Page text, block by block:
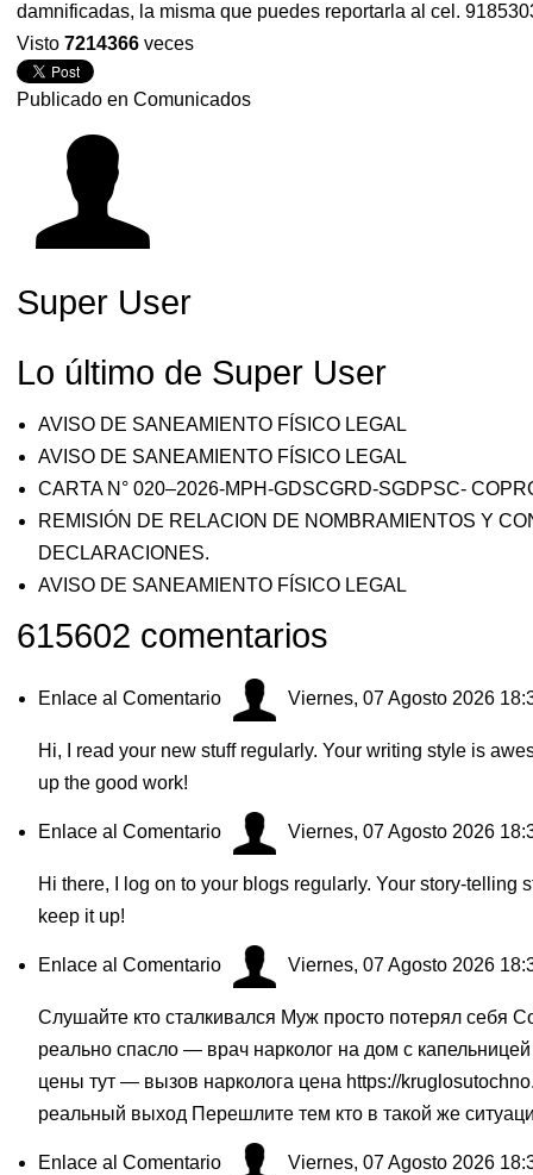
damnificadas, la misma que puedes reportarla al cel.
Visto 7214366 veces
Publicado en Comunicados
Super User
Lo último de Super User
AVISO DE SANEAMIENTO FÍSICO LEGAL
AVISO DE SANEAMIENTO FÍSICO LEGAL
CARTA N° 020–2026-MPH-GDSCGRD-SGDPSC-
REMISIÓN DE RELACION DE NOMBRAMIENTOS Y
DECLARACIONES.
AVISO DE SANEAMIENTO FÍSICO LEGAL
615602 comentarios
Enlace al Comentario Viernes, 07 Agosto 2026
Hi, I read your new stuff regularly. Your writing style is
up the good work!
Enlace al Comentario Viernes, 07 Agosto 2026
Hi there, I log on to your blogs regularly. Your story-telling
keep it up!
Enlace al Comentario Viernes, 07 Agosto 2026
Слушайте кто сталкивался Муж просто потерял себя
реально спасло — врач нарколог на дом с
цены тут — вызов нарколога цена https://
реальный выход Перешлите тем кто в такой же
Enlace al Comentario Viernes, 07 Agosto 2026